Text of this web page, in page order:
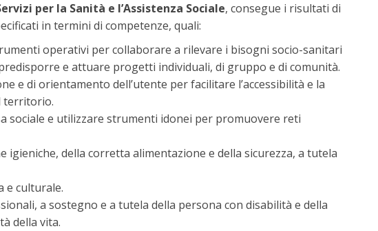
per la Sanità e l’Assistenza Sociale, consegue i risultati di
in termini di competenze, quali:
operativi per collaborare a rilevare i bisogni socio-sanitari
e attuare progetti individuali, di gruppo e di comunità.
e di orientamento dell’utente per facilitare l’accessibilità e la
territorio.
sociale e utilizzare strumenti idonei per promuovere reti
della corretta alimentazione e della sicurezza, a tutela
e culturale.
a sostegno e a tutela della persona con disabilità e della
della vita.